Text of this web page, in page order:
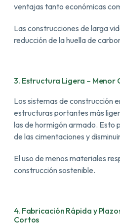
ventajas tanto económicas
Las construcciones de larga
reducción de la huella de
3. Estructura Ligera – Menor
Los sistemas de construcción
estructuras portantes más
las de hormigón armado. Esto
de las cimentaciones y
El uso de menos materiales
construcción sostenible.
4. Fabricación Rápida y
Cortos